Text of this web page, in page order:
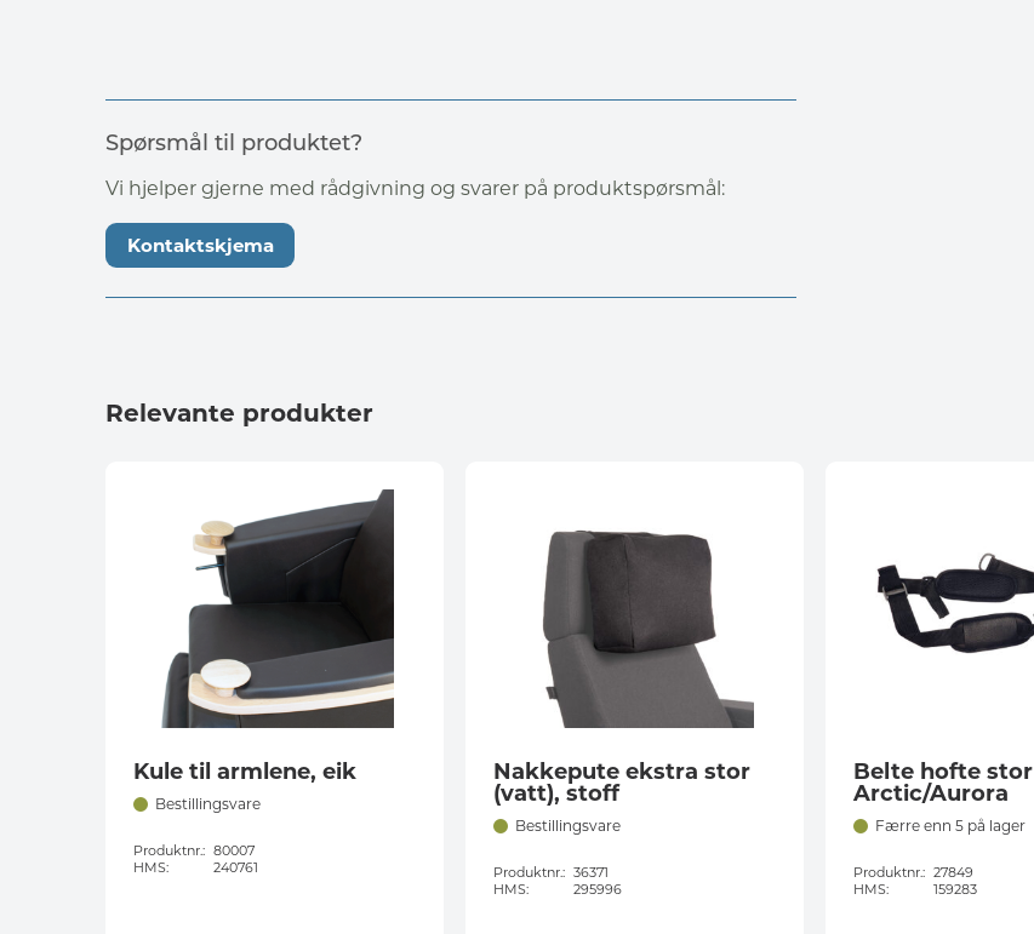
Spørsmål til produktet?
Vi hjelper gjerne med rådgivning og svarer på produktspørsmål:
Kontaktskjema
Relevante produkter
Kule til armlene, eik
Bestillingsvare
Produktnr.: 80007
HMS:
240761
Nakkepute ekstra stor
(vatt), stoff
Bestillingsvare
Produktnr.: 36371
HMS:
295996
Belte hofte stor
Arctic/Aurora
Færre enn 5 på lager
Produktnr.: 27849
HMS:
159283